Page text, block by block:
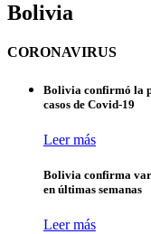
Bolivia
CORONAVIRUS
Bolivia confirmó la
casos de Covid-19
Leer más
Bolivia confirma
en últimas semanas
Leer más